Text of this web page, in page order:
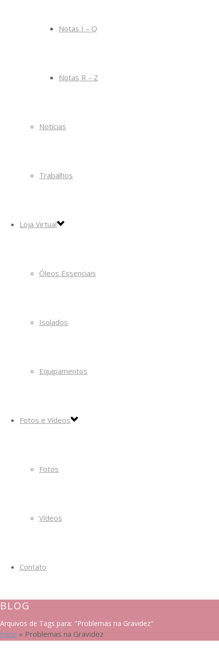
Notas I – Q
Notas R – Z
Notícias
Trabalhos
Loja Virtual
Óleos Essenciais
Isolados
Equipamentos
Fotos e Vídeos
Fotos
Vídeos
Contato
BLOG
Arquivos de Tags para: "Problemas na Gravidez"
Início » Problemas na Gravidez